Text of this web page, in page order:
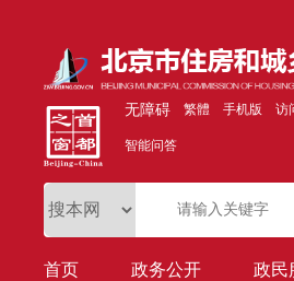
无障碍 繁體 手机版 访
智能问答
首页 政务公开 政民